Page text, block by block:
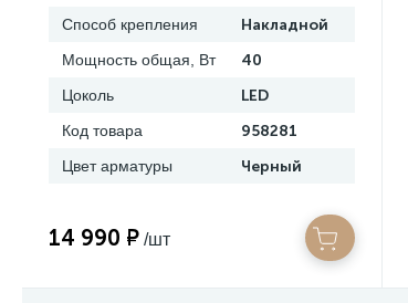
Способ крепления Накладной
Мощность общая, Вт 40
Цоколь LED
Код товара 958281
Цвет арматуры Черный
14 990 ₽ /шт